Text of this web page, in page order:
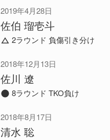
2019年4月28日
佐伯 瑠壱斗
2ラウンド 負傷引き分け
2018年12月13日
佐川 遼
8ラウンド TKO負け
2018年8月17日
清水 聡